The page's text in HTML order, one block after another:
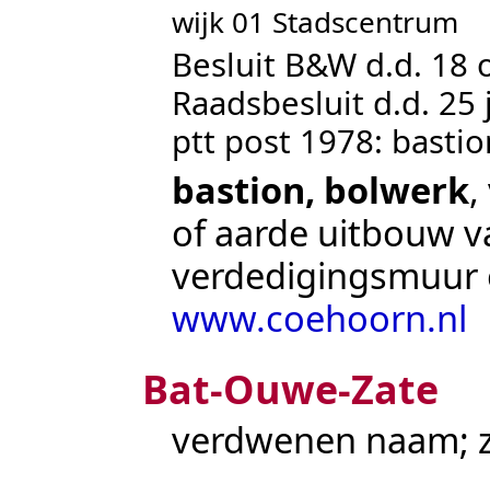
wijk 01 Stadscentrum
Besluit B&W d.d. 18
Raadsbesluit d.d.
ptt post 1978:
bastion, bolwerk,
of aarde uitbouw
verdedigingsmuur
www.coehoorn.nl
Bat-Ouwe-Zate
verdwenen naam;